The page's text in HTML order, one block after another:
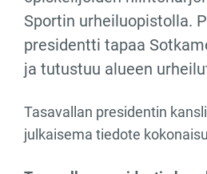
Sportin urheiluopistolla.
presidentti tapaa
ja tutustuu alueen
Tasavallan presidentin
julkaisema tiedote